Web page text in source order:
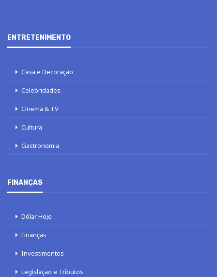
ENTRETENIMENTO
Casa e Decoração
Celebridades
Cinema & TV
Cultura
Gastronomia
FINANÇAS
Dólar Hoje
Finanças
Investimentos
Legislação e Tributos